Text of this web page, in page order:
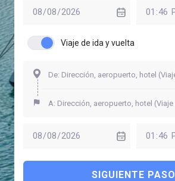
Viaje de ida y vuelta
SIGUIENTE PASO